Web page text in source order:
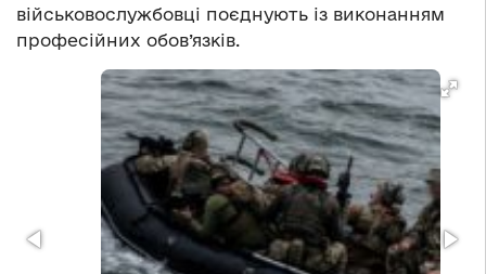
військовослужбовці поєднують із виконанням
професійних обов’язків.